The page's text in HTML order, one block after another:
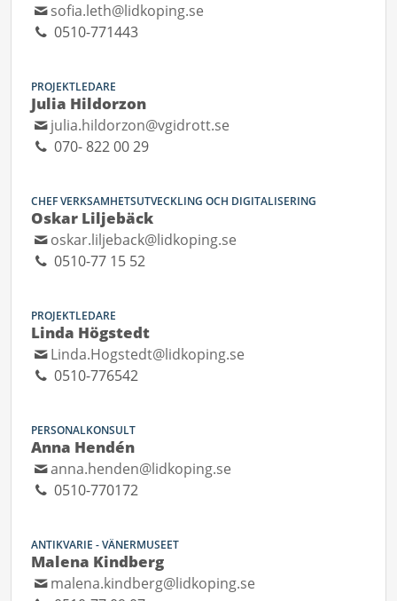
sofia.leth@lidkoping.se
0510-771443
PROJEKTLEDARE
Julia Hildorzon
julia.hildorzon@vgidrott.se
070- 822 00 29
CHEF VERKSAMHETSUTVECKLING OCH DIGITALISERING
Oskar Liljebäck
oskar.liljeback@lidkoping.se
0510-77 15 52
PROJEKTLEDARE
Linda Högstedt
Linda.Hogstedt@lidkoping.se
0510-776542
PERSONALKONSULT
Anna Hendén
anna.henden@lidkoping.se
0510-770172
ANTIKVARIE - VÄNERMUSEET
Malena Kindberg
malena.kindberg@lidkoping.se